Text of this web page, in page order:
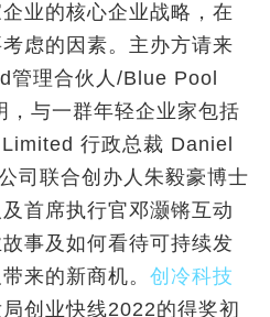
业的核心企业战略，在
虑的因素。主办方请来
理合伙人/Blue Pool
与一群年轻企业家包括
行政总裁 Daniel
司联合创办人朱毅豪博士
首席执行官邓灏锵互动
事及如何看待可持续发
来的新商机。 创冷科技
创业快线2022的得奖初